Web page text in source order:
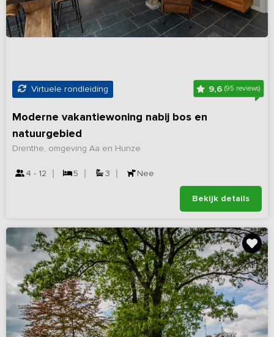
Virtuele rondleiding 9,6 (95 reviews)
Moderne vakantiewoning nabij bos en
natuurgebied
Drenthe, omgeving Aa en Hunze
4 - 12 5 3 Nee
Bekijk details